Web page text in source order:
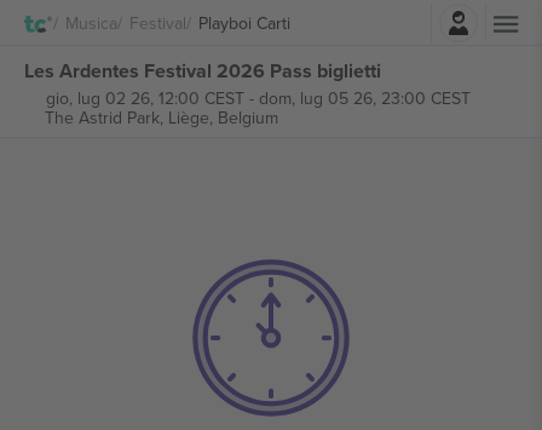
Musica Festival Playboi Carti
Les Ardentes Festival 2026 Pass biglietti
gio, lug 02 26, 12:00 CEST- dom, lug 05 26, 23:00 CEST
The Astrid Park, Liège, Belgium